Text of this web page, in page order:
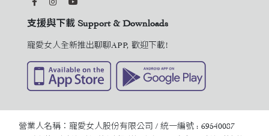
支援與下載 Support & Downloads
寵愛女人全新推出聊聊APP, 歡迎下載!
營業人名稱：寵愛女人股份有限公司 / 統一編號 : 69540087